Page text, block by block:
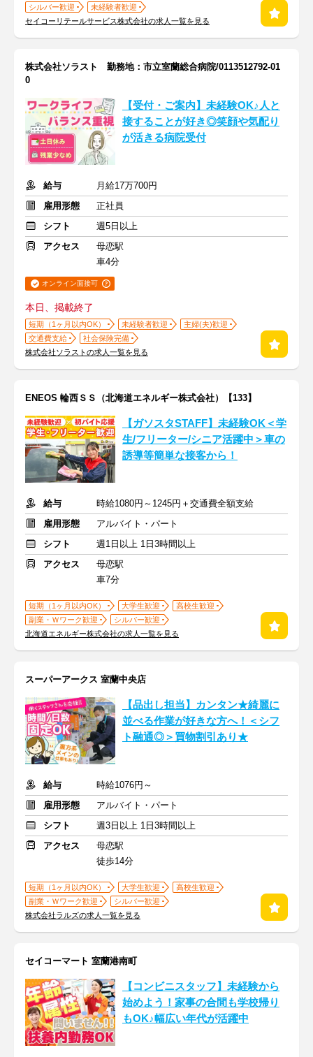
シルバー歓迎
未経験者歓迎
セイコーリテールサービス株式会社の求人一覧を見る
株式会社ソラスト 勤務地：市立室蘭総合病院/0113512792-01
0
【受付・ご案内】未経験OK♪人と
接することが好き◎笑顔や気配り
が活きる病院受付
給与
月給17万700円
雇用形態
正社員
シフト
週5日以上
アクセス
母恋駅
車4分
オンライン面接可
本日、掲載終了
短期（1ヶ月以内OK） 未経験者歓迎
主婦(夫)歓迎
交通費支給
社会保険完備
株式会社ソラストの求人一覧を見る
ENEOS 輪西ＳＳ（北海道エネルギー株式会社）【133】
【ガソスタSTAFF】未経験OK＜学
生/フリーター/シニア活躍中＞車の
誘導等簡単な接客から！
給与
時給1080円～1245円＋交通費全額支給
雇用形態
アルバイト・パート
シフト
週1日以上 1日3時間以上
アクセス
母恋駅
車7分
短期（1ヶ月以内OK） 大学生歓迎
高校生歓迎
副業・Ｗワーク歓迎
シルバー歓迎
北海道エネルギー株式会社の求人一覧を見る
スーパーアークス 室蘭中央店
【品出し担当】カンタン★綺麗に
並べる作業が好きな方へ！＜シフ
ト融通◎＞買物割引あり★
給与
時給1076円～
雇用形態
アルバイト・パート
シフト
週3日以上 1日3時間以上
アクセス
母恋駅
徒歩14分
短期（1ヶ月以内OK） 大学生歓迎
高校生歓迎
副業・Ｗワーク歓迎
シルバー歓迎
株式会社ラルズの求人一覧を見る
セイコーマート 室蘭港南町
【コンビニスタッフ】未経験から
始めよう！家事の合間も学校帰り
もOK♪幅広い年代が活躍中